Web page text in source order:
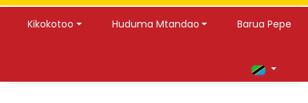
Kikokotoo Huduma Mtandao Barua Pepe